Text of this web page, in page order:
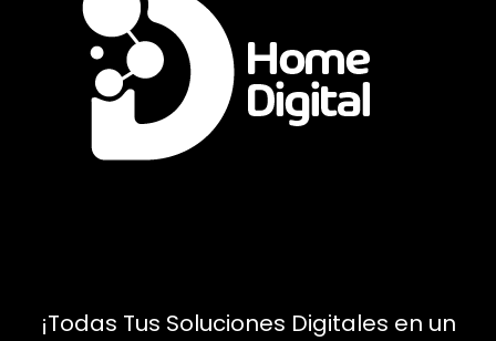
¡Todas Tus Soluciones Digitales en un